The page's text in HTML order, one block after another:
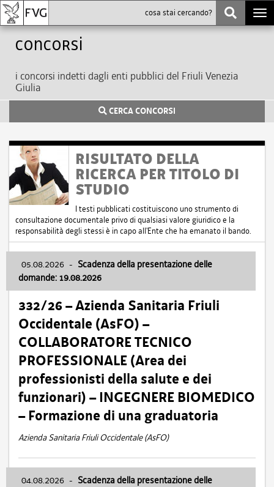
Concorsi
i concorsi indetti dagli enti pubblici del Friuli Venezia
Giulia
CERCA CONCORSI
RISULTATO DELLA
RICERCA PER TITOLO DI
STUDIO
I testi pubblicati costituiscono uno strumento di
consultazione documentale privo di qualsiasi valore giuridico e la
responsabilità degli stessi è in capo all'Ente che ha emanato il bando.
05.08.2026 - Scadenza della presentazione delle
domande: 19.08.2026
332/26 – Azienda Sanitaria Friuli
Occidentale (AsFO) –
COLLABORATORE TECNICO
PROFESSIONALE (Area dei
professionisti della salute e dei
funzionari) – INGEGNERE BIOMEDICO
– Formazione di una graduatoria
Azienda Sanitaria Friuli Occidentale (AsFO)
04.08.2026 - Scadenza della presentazione delle